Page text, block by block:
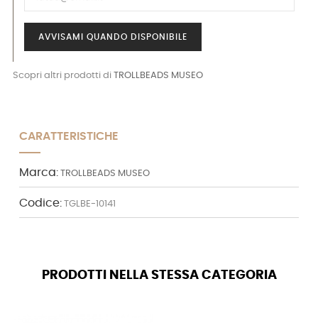
AVVISAMI QUANDO DISPONIBILE
Scopri altri prodotti di TROLLBEADS MUSEO
CARATTERISTICHE
Marca: TROLLBEADS MUSEO
Codice: TGLBE-10141
PRODOTTI NELLA STESSA CATEGORIA